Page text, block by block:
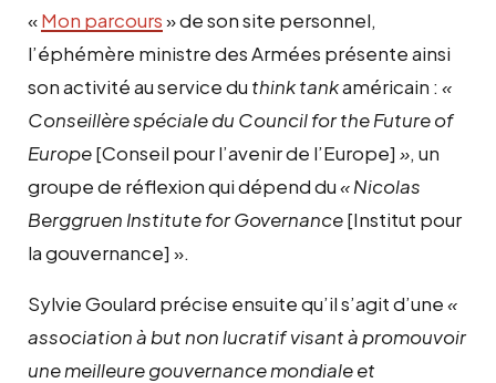
«Mon parcours» de son site personnel,
l’éphémère ministre des Armées présente ainsi
son activité au service du think tankaméricain : «
Conseillère spéciale du Council for the Future of
Europe[Conseil pour l’avenir de l’Europe] », un
groupe de réflexion qui dépend du« Nicolas
Berggruen Institute for Governance[Institut pour
la gouvernance] ».
Sylvie Goulard précise ensuite qu’il s’agit d’une«
association à but non lucratif visant à promouvoir
une meilleure gouvernance mondiale et